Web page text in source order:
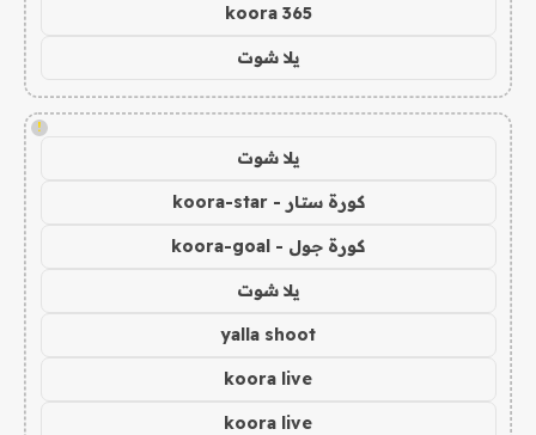
koora 365
يلا شوت
!
يلا شوت
كورة ستار - koora-star
كورة جول - koora-goal
يلا شوت
yalla shoot
koora live
koora live